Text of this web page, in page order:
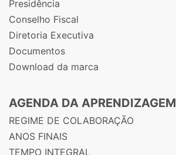
Presidência
Conselho Fiscal
Diretoria Executiva
Documentos
Download da marca
AGENDA DA APRENDIZAGEM
REGIME DE COLABORAÇÃO
ANOS FINAIS
TEMPO INTEGRAL